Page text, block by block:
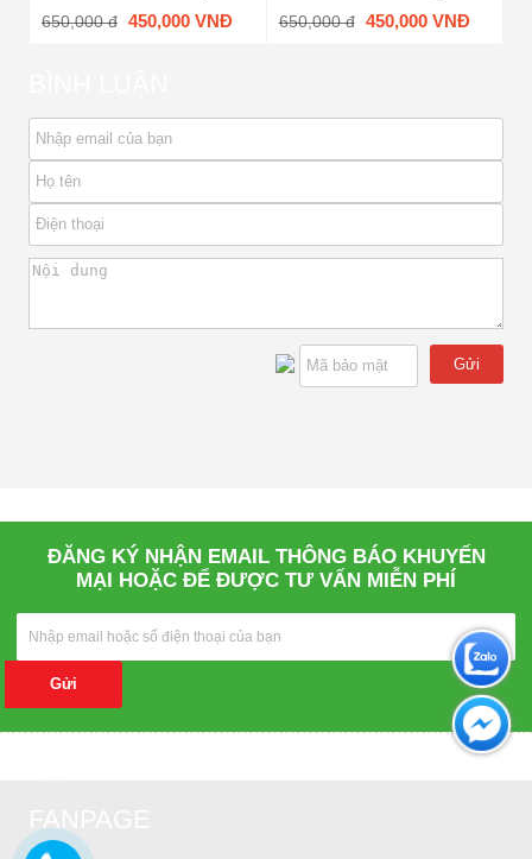
650,000 đ 450,000 VNĐ
650,000 đ 450,000 VNĐ
Gửi
ĐĂNG KÝ NHẬN EMAIL THÔNG BÁO KHUYẾN
MẠI HOẶC ĐỂ ĐƯỢC TƯ VẤN MIỄN PHÍ
Gửi
FANPAGE